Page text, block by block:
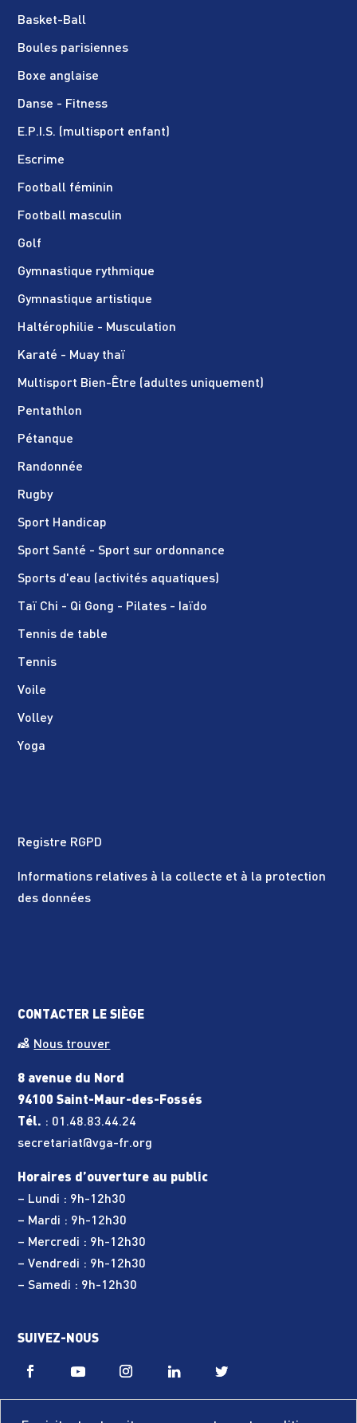
Basket-Ball
Boules parisiennes
Boxe anglaise
Danse - Fitness
E.P.I.S. (multisport enfant)
Escrime
Football féminin
Football masculin
Golf
Gymnastique rythmique
Gymnastique artistique
Haltérophilie - Musculation
Karaté - Muay thaï
Multisport Bien-Être (adultes uniquement)
Pentathlon
Pétanque
Randonnée
Rugby
Sport Handicap
Sport Santé - Sport sur ordonnance
Sports d'eau (activités aquatiques)
Taï Chi - Qi Gong - Pilates - Iaïdo
Tennis de table
Tennis
Voile
Volley
Yoga
Registre RGPD
Informations relatives à la collecte et à la protection
des données
CONTACTER LE SIÈGE
Nous trouver
8 avenue du Nord
94100 Saint-Maur-des-Fossés
Tél. : 01.48.83.44.24
secretariat@vga-fr.org
Horaires d’ouverture au public
– Lundi : 9h-12h30
– Mardi : 9h-12h30
– Mercredi : 9h-12h30
– Vendredi : 9h-12h30
– Samedi : 9h-12h30
SUIVEZ-NOUS